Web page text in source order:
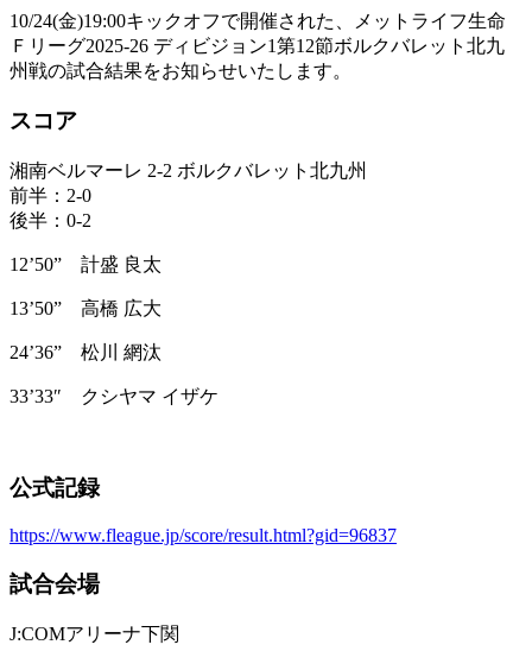
10/24(金)19:00キックオフで開催された、メットライフ生命
Ｆリーグ2025-26 ディビジョン1第12節ボルクバレット北九
州戦の試合結果をお知らせいたします。
スコア
湘南ベルマーレ 2-2 ボルクバレット北九州
前半：2-0
後半：0-2
12’50” 計盛 良太
13’50” 高橋 広大
24’36” 松川 網汰
33’33″ クシヤマ イザケ
公式記録
https://www.fleague.jp/score/result.html?gid=96837
試合会場
J:COMアリーナ下関